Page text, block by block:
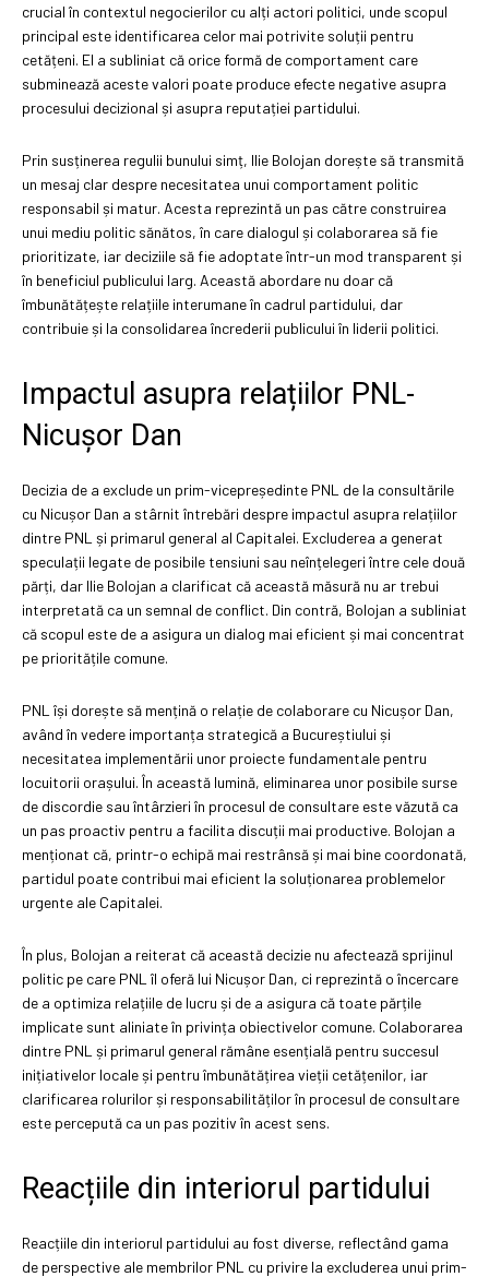
crucial în contextul negocierilor cu alți actori politici, unde scopul
principal este identificarea celor mai potrivite soluții pentru
cetățeni. El a subliniat că orice formă de comportament care
subminează aceste valori poate produce efecte negative asupra
procesului decizional și asupra reputației partidului.
Prin susținerea regulii bunului simț, Ilie Bolojan dorește să transmită
un mesaj clar despre necesitatea unui comportament politic
responsabil și matur. Acesta reprezintă un pas către construirea
unui mediu politic sănătos, în care dialogul și colaborarea să fie
prioritizate, iar deciziile să fie adoptate într-un mod transparent și
în beneficiul publicului larg. Această abordare nu doar că
îmbunătățește relațiile interumane în cadrul partidului, dar
contribuie și la consolidarea încrederii publicului în liderii politici.
Impactul asupra relațiilor PNL-
Nicușor Dan
Decizia de a exclude un prim-vicepreședinte PNL de la consultările
cu Nicușor Dan a stârnit întrebări despre impactul asupra relațiilor
dintre PNL și primarul general al Capitalei. Excluderea a generat
speculații legate de posibile tensiuni sau neînțelegeri între cele două
părți, dar Ilie Bolojan a clarificat că această măsură nu ar trebui
interpretată ca un semnal de conflict. Din contră, Bolojan a subliniat
că scopul este de a asigura un dialog mai eficient și mai concentrat
pe prioritățile comune.
PNL își dorește să mențină o relație de colaborare cu Nicușor Dan,
având în vedere importanța strategică a Bucureștiului și
necesitatea implementării unor proiecte fundamentale pentru
locuitorii orașului. În această lumină, eliminarea unor posibile surse
de discordie sau întârzieri în procesul de consultare este văzută ca
un pas proactiv pentru a facilita discuții mai productive. Bolojan a
menționat că, printr-o echipă mai restrânsă și mai bine coordonată,
partidul poate contribui mai eficient la soluționarea problemelor
urgente ale Capitalei.
În plus, Bolojan a reiterat că această decizie nu afectează sprijinul
politic pe care PNL îl oferă lui Nicușor Dan, ci reprezintă o încercare
de a optimiza relațiile de lucru și de a asigura că toate părțile
implicate sunt aliniate în privința obiectivelor comune. Colaborarea
dintre PNL și primarul general rămâne esențială pentru succesul
inițiativelor locale și pentru îmbunătățirea vieții cetățenilor, iar
clarificarea rolurilor și responsabilităților în procesul de consultare
este percepută ca un pas pozitiv în acest sens.
Reacțiile din interiorul partidului
Reacțiile din interiorul partidului au fost diverse, reflectând gama
de perspective ale membrilor PNL cu privire la excluderea unui prim-